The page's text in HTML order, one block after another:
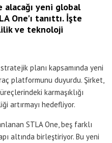
yeni global
One'ı tanıttı. İşte
ve teknoloji
planı kapsamında yeni
platformunu duyurdu. Şirket,
karmaşıklığı
artırmayı hedefliyor.
STLA One, beş farklı
altında birleştiriyor. Bu yeni